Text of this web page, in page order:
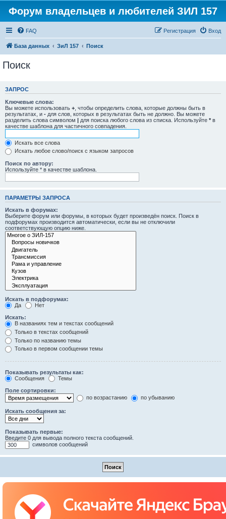
Форум владельцев и любителей ЗИЛ 157
FAQ Вход
Регистрация
База данных ЗиЛ 157 Поиск
Поиск
ЗАПРОС
Ключевые слова:
Вы можете использовать + , чтобы определить слова, которые должны быть в
результатах, и - для слов, которых в результатах быть не должно. Вы можете
разделить слова символом | для поиска любого слова из списка. Используйте * в
качестве шаблона для частичного совпадения.
Искать все слова
Искать любое слово/поиск с языком запросов
Поиск по автору:
Используйте * в качестве шаблона.
ПАРАМЕТРЫ ЗАПРОСА
Искать в форумах:
Выберите форум или форумы, в которых будет произведён поиск. Поиск в
подфорумах производится автоматически, если вы не отключили
соответствующую опцию ниже.
Искать в подфорумах:
Да
Нет
Искать:
В названиях тем и текстах сообщений
Только в текстах сообщений
Только по названию темы
Только в первом сообщении темы
Показывать результаты как:
Сообщения
Темы
Поле сортировки:
по возрастанию
по убыванию
Искать сообщения за:
Показывать первые:
Введите 0 для вывода полного текста сообщений.
символов сообщений